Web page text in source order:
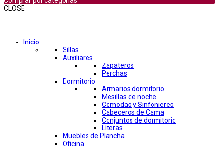
CLOSE
Inicio
Sillas
Auxiliares
Zapateros
Perchas
Dormitorio
Armarios dormitorio
Mesillas de noche
Comodas y Sinfonieres
Cabeceros de Cama
Conjuntos de dormitorio
Literas
Muebles de Plancha
Oficina